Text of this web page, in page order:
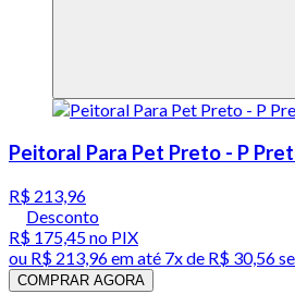
Peitoral Para Pet Preto - P
R$ 213,96
Desconto
R$ 175,45no PIX
ou R$ 213,96em até 7x de R$ 30,56
COMPRAR AGORA